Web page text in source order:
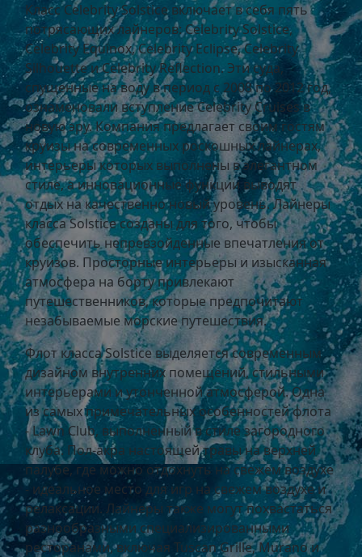
Класс Celebrity Solstice включает в себя пять
потрясающих лайнеров: Celebrity Solstice,
Celebrity Equinox, Celebrity Eclipse, Celebrity
Silhouette и Celebrity Reflection. Эти суда,
спущенные на воду в период с 2008 по 2012 год,
ознаменовали вступление Celebrity Cruises в
новую эру. Компания предлагает своим гостям
круизы на современных роскошных лайнерах,
интерьеры которых выполнены в элегантном
стиле, а инновационные функции выводят
отдых на качественно новый уровень. Лайнеры
класса Solstice созданы для того, чтобы
обеспечить непревзойденные впечатления от
круизов. Просторные интерьеры и изысканная
атмосфера на борту привлекают
путешественников, которые предпочитают
незабываемые морские путешествия.
Флот класса Solstice выделяется современным
дизайном внутренних помещений, стильными
интерьерами и утонченной атмосферой. Одна
из самых примечательных особенностей флота
- Lawn Club, выполненный в стиле загородного
клуба. Пол-акра настоящей травы на верхней
палубе, где можно отдохнуть на свежем воздухе
- идеальное место для игр на свежем воздухе и
релаксации. Лайнеры также могут похвастаться
разнообразными специализированными
ресторанами, включая Tuscan Grille, Murano и